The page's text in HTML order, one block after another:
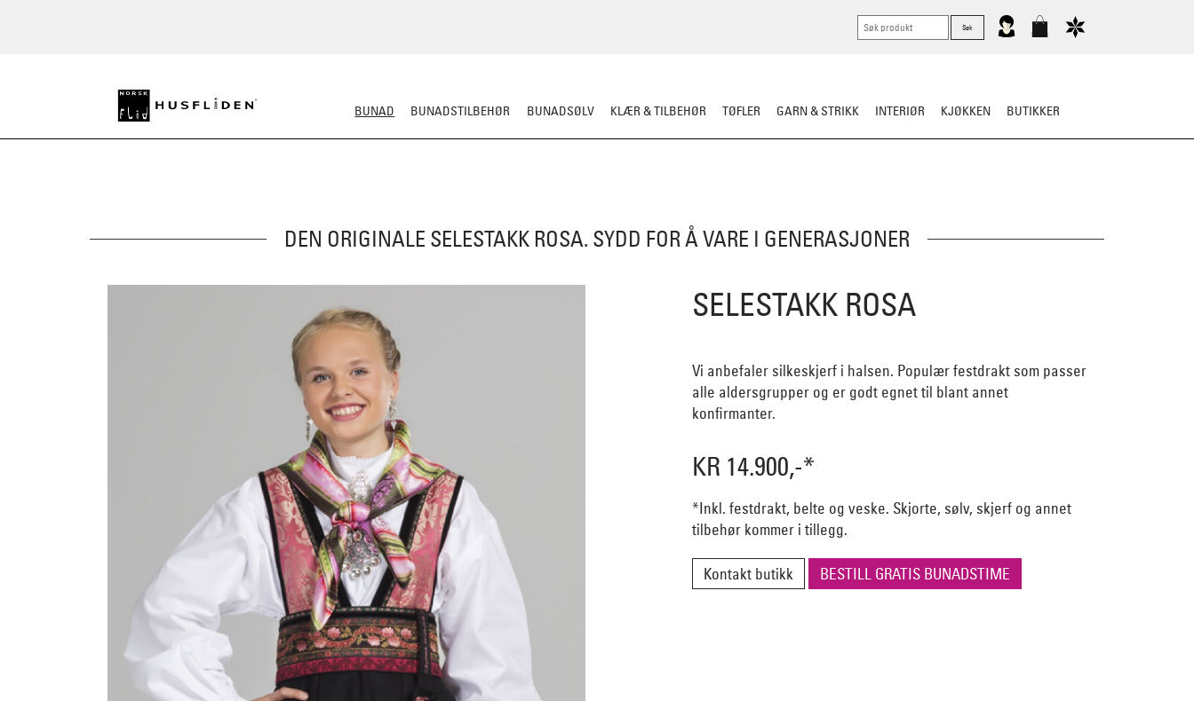
BUNAD BUNADSTILBEHØR BUNADSØLV KLÆR & TILBEHØR TØFLER GARN & STRIKK INTERIØR KJØKKEN BUTIKKER
DEN ORIGINALE SELESTAKK ROSA. SYDD FOR Å VARE I GENERASJONER
SELESTAKK ROSA
Vi anbefaler silkeskjerf i halsen. Populær festdrakt som passer
alle aldersgrupper og er godt egnet til blant annet
konfirmanter.
KR 14.900,-*
*Inkl. festdrakt, belte og veske. Skjorte, sølv, skjerf og annet
tilbehør kommer i tillegg.
Kontakt butikk BESTILL GRATIS BUNADSTIME